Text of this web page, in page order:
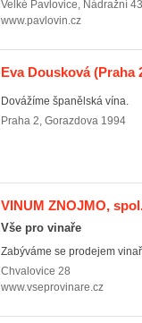
Velké Pavlovice, Nádražní
www.pavlovin.cz
Eva Dousková(Praha
Dovážíme španělská vína.
Praha 2, Gorazdova 1994
VINUM ZNOJMO,
Vše pro vinaře
Zabýváme se prodejem
Chvalovice 28
www.vseprovinare.cz